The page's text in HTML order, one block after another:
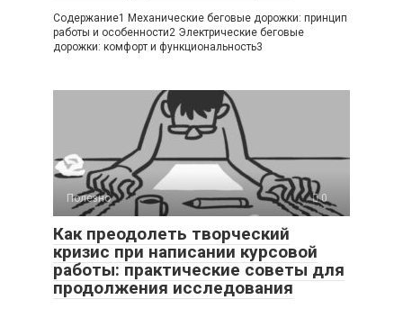
Содержание1 Механические беговые дорожки: принцип
работы и особенности2 Электрические беговые
дорожки: комфорт и функциональность3
Полезно 0
Как преодолеть творческий
кризис при написании курсовой
работы: практические советы для
продолжения исследования